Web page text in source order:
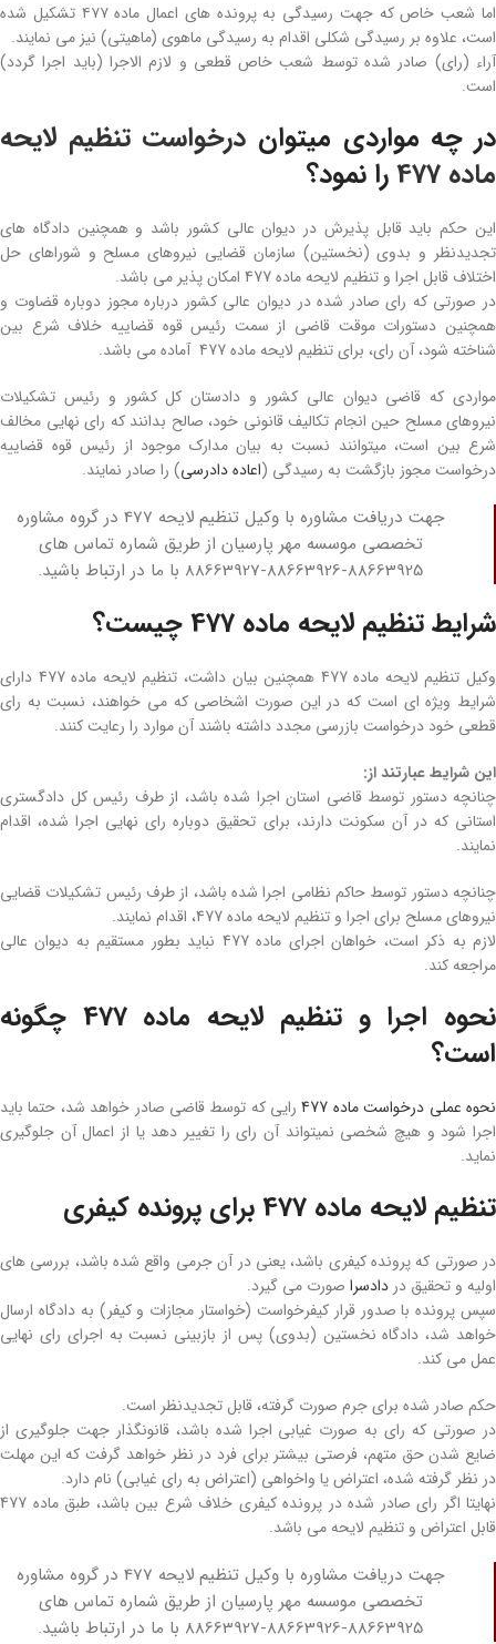
اما شعب خاص که جهت رسیدگی به پرونده‌ های اعمال ماده ۴۷۷ تشکیل شده
است، علاوه ‌بر رسیدگی شکلی اقدام به رسیدگی ماهوی (ماهیتی) نیز می‌ نمایند.
آراء (رای) صادر شده توسط شعب خاص قطعی و لازم‌ الاجرا (باید اجرا گردد)
است.
در چه مواردی میتوان درخواست تنظیم لایحه
ماده 477
را نمود؟
این حکم باید قابل پذیرش در دیوان عالی کشور باشد و همچنین دادگاه‌ های
تجدیدنظر و بدوی (نخستین) سازمان قضایی نیروهای مسلح و شوراهای حل
اختلاف قابل اجرا و تنظیم لایحه ماده 477 امکان‌ پذیر می‌ باشد.
در صورتی که رای صادر شده در دیوان عالی کشور درباره مجوز دوباره قضاوت و
همچنین دستورات موقت قاضی از سمت رئیس قوه قضاییه خلاف شرع بین
شناخته شود، آن رای، برای تنظیم لایحه ماده 477 آماده می‌ باشد.
مواردی که قاضی دیوان عالی کشور و دادستان کل کشور و رئیس تشکیلات
نیروهای مسلح حین انجام تکالیف قانونی خود، صالح بدانند که رای نهایی مخالف
شرع بین است، میتوانند نسبت به بیان مدارک موجود از رئیس قوه قضاییه
درخواست مجوز بازگشت به رسیدگی (اعاده دادرسی) را صادر نمایند.
جهت دریافت مشاوره با وکیل تنظیم لایحه 477 در گروه مشاوره
تخصصی موسسه مهر پارسیان از طریق شماره تماس های
88663925-88663926-88663927 با ما در ارتباط باشید.
شرایط تنظیم لایحه ماده 477 چیست؟
وکیل تنظیم لایحه ماده 477 همچنین بیان داشت، تنظیم لایحه ماده 477 دارای
شرایط ویژه‌ ای است که در این صورت اشخاصی که می‌ خواهند، نسبت به رای
قطعی خود درخواست بازرسی مجدد داشته باشند آن موارد را رعایت کنند.
این شرایط عبارتند از:
چنانچه دستور توسط قاضی استان اجرا شده باشد، از طرف رئیس کل دادگستری
استانی که در آن سکونت دارند، برای تحقیق دوباره رای نهایی اجرا شده، اقدام
نمایند.
چنانچه دستور توسط حاکم نظامی اجرا شده باشد، از طرف رئیس تشکیلات قضایی
نیروهای مسلح برای اجرا و تنظیم لایحه ماده 477، اقدام نمایند.
لازم به ذکر است، خواهان اجرای ماده 477 نباید بطور مستقیم به دیوان عالی
مراجعه کند.
نحوه اجرا و تنظیم لایحه ماده 477 چگونه
است؟
نحوه عملی درخواست ماده 477
رایی که توسط قاضی صادر خواهد شد، حتما باید
اجرا شود و هیچ شخصی نمیتواند آن رای را تغییر دهد یا از اعمال آن جلوگیری
نماید.
تنظیم لایحه ماده 477 برای پرونده کیفری
در صورتی که پرونده کیفری باشد، یعنی در آن جرمی واقع شده باشد، بررسی‌ های
اولیه و تحقیق در دادسرا صورت می‌ گیرد.
سپس پرونده با صدور قرار کیفرخواست (خواستار مجازات و کیفر) به دادگاه ارسال
خواهد شد، دادگاه نخستین (بدوی) پس از بازبینی نسبت به اجرای رای نهایی
عمل می‌ کند.
حکم صادر شده برای جرم صورت گرفته، قابل تجدیدنظر است.
در صورتی که رای به صورت غیابی اجرا شده باشد، قانونگذار جهت جلوگیری از
ضایع شدن حق متهم، فرصتی بیشتر برای فرد در نظر خواهد گرفت که این مهلت
در نظر گرفته شده، اعتراض یا واخواهی (اعتراض به رای غیابی) نام دارد.
نهایتا اگر رای صادر شده در پرونده کیفری خلاف شرع بین باشد، طبق ماده 477
قابل اعتراض و تنظیم لایحه می‌ باشد.
جهت دریافت مشاوره با وکیل تنظیم لایحه 477 در گروه مشاوره
تخصصی موسسه مهر پارسیان از طریق شماره تماس های
88663925-88663926-88663927 با ما در ارتباط باشید.